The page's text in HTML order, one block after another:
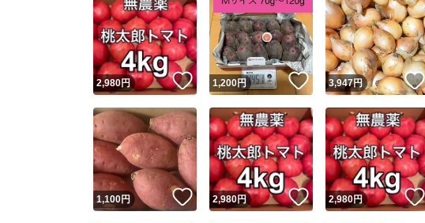
2,980円 いいね！
1,200円 いいね！
3,947円
1,100円 いいね！
2,980円 いいね！
2,980円